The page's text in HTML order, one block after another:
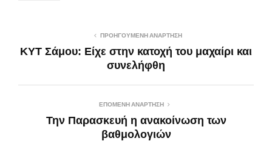
ΠΡΟΗΓΟΎΜΕΝΗ ΑΝΆΡΤΗΣΗ
ΚΥΤ Σάμου: Είχε στην κατοχή του μαχαίρι και
συνελήφθη
ΕΠΌΜΕΝΗ ΑΝΆΡΤΗΣΗ
Την Παρασκευή η ανακοίνωση των
βαθμολογιών